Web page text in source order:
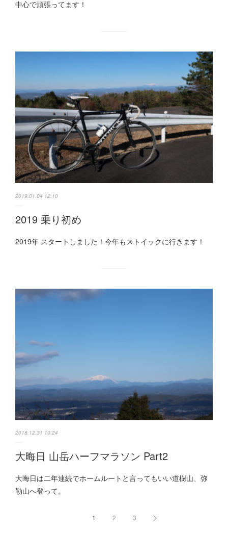
中心で頑張ってます！
2019.01.04 12:10
2019 乗り初め
2019年 スタートしました！今年もストイックに行きます！
2018.12.31 10:24
大晦日 山岳ハーフマラソン Part2
大晦日は二年連続でホームルートと言ってもいい道樹山、弥
勒山へ登って。
1 2 3